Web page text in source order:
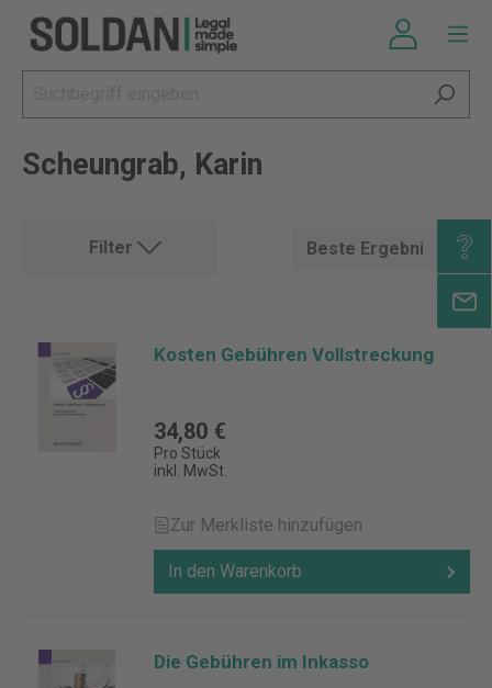
Scheungrab, Karin
Filter
Kosten Gebühren Vollstreckung
34,80 €
Pro Stück
inkl. MwSt.
Zur Merkliste hinzufügen
In den Warenkorb
Die Gebühren im Inkasso